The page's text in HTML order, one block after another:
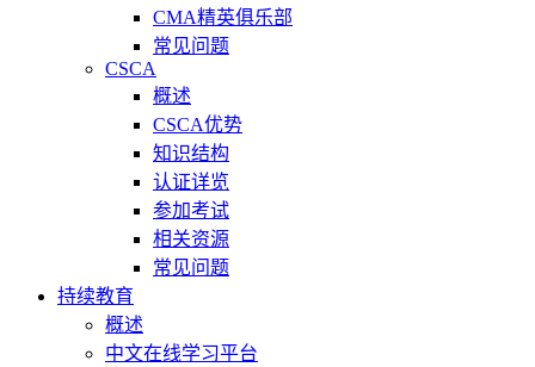
CMA精英俱乐部
常见问题
CSCA
概述
CSCA优势
知识结构
认证详览
参加考试
相关资源
常见问题
持续教育
概述
中文在线学习平台